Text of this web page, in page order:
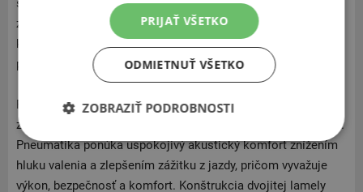
sieť 3D lamiel optimalizuje trakciu pri štartovaní, brzdení a
zatáčaní, zatiaľ čo starostlivo vybrané materiály a
konštrukcia dezénu zaisťujú stabilnú ovládateľnosť a
predvídateľnú odozvu riadenia.
Fortune Nivalis Winter Pro potvrdzuje ikona 3PMSF, čo
znamená splnenie európskych noriem pre zimné pneumatiky.
Pneumatika ponúka uspokojivý akustický komfort znížením
hluku valenia a zlepšením zážitku z jazdy, pričom vyvažuje
výkon, bezpečnosť a komfort. Konštrukcia dvojitej lamely
PRIJAŤ VŠETKO
ODMIETNUŤ VŠETKO
ZOBRAZIŤ PODROBNOSTI